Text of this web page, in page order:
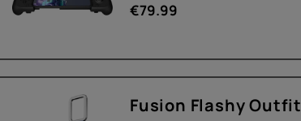
€79.99
Fusion Flashy Outfit